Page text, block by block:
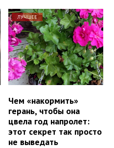
ЛУЧШЕЕ
Чем «накормить»
герань, чтобы она
цвела год напролет:
этот секрет так просто
не выведать